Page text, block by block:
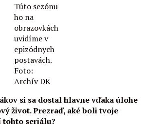
Túto sezónu
ho na
obrazovkách
uvidíme v
epizódnych
postavách.
Foto:
Archív DK
si sa dostal hlavne vďaka úlohe
život. Prezraď, aké boli tvoje
tohto seriálu?